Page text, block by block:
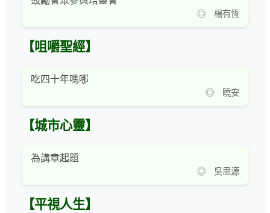
◎ 楊有恆
【咀嚼聖經】
吃四十年嗎哪
◎ 曉安
【城市心靈】
為講章起題
◎ 吳思源
【平視人生】